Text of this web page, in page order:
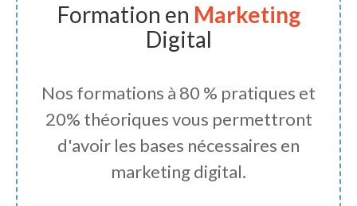
Formation en Marketing
Digital
Nos formations à 80 % pratiques et
20% théoriques vous permettront
d'avoir les bases nécessaires en
marketing digital.